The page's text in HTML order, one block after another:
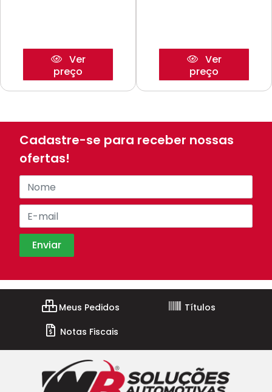
Ver
preço
Ver
preço
Cadastre-se para receber nossas
ofertas!
Meus Pedidos
Títulos
Notas Fiscais